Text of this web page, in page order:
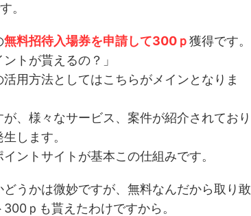
。
無料招待入場券を申請して300ｐ獲得です。
トが貰えるの？」
用方法としてはこちらがメインとなりま
、様々なサービス、案件が紹介されており
します。
ントサイトが基本この仕組みです。
うかは微妙ですが、無料なんだから取り敢
ｐも貰えたわけですから。